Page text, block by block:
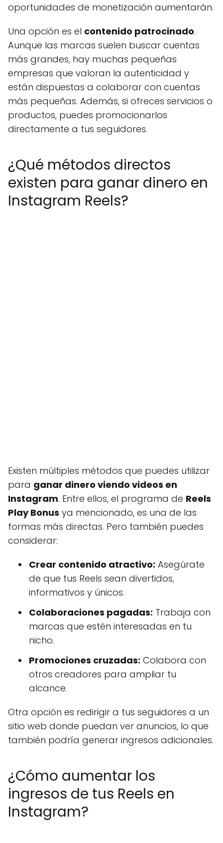
oportunidades de monetización aumentarán.
Una opción es el contenido patrocinado.
Aunque las marcas suelen buscar cuentas
más grandes, hay muchas pequeñas
empresas que valoran la autenticidad y
están dispuestas a colaborar con cuentas
más pequeñas. Además, si ofreces servicios o
productos, puedes promocionarlos
directamente a tus seguidores.
¿Qué métodos directos
existen para ganar dinero en
Instagram Reels?
Existen múltiples métodos que puedes utilizar
para ganar dinero viendo videos en
Instagram. Entre ellos, el programa de Reels
Play Bonus ya mencionado, es una de las
formas más directas. Pero también puedes
considerar:
Crear contenido atractivo: Asegúrate
de que tus Reels sean divertidos,
informativos y únicos.
Colaboraciones pagadas: Trabaja con
marcas que estén interesadas en tu
nicho.
Promociones cruzadas: Colabora con
otros creadores para ampliar tu
alcance.
Otra opción es redirigir a tus seguidores a un
sitio web donde puedan ver anuncios, lo que
también podría generar ingresos adicionales.
¿Cómo aumentar los
ingresos de tus Reels en
Instagram?